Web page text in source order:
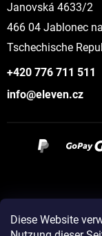
Diese Website
Janovská 4633/2
466 04 Jablonec
Tschechische
+420 776 711 511
info@eleven.cz
Instagram